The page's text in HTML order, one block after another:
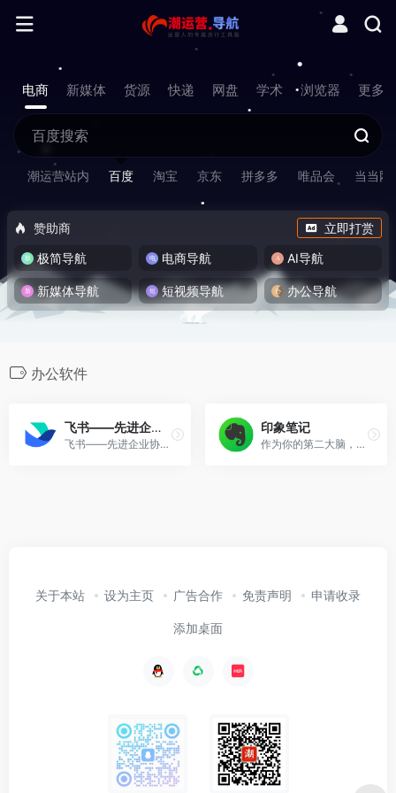
电商 新媒体 货源 快递 网盘 学术 浏览器 更多
潮运营站内 百度 淘宝 京东 拼多多 唯品会 当当网
赞助商
立即打赏
极简导航
电商导航 AI导航
新媒体导航 短视频导航 办公导航
办公软件
飞书——先进企业协作与管理平台
飞书——先进企业协作与管理平台，不仅一站式整合及时沟通、智能日历、音视频会议、飞书文档、云盘等办公协作套件，更提供飞书OKR、飞书招聘、飞书绩效等组织管理产品，让目标更清晰，信息流动更顺畅，每一个人工作更高效更愉悦。先进团队，先用飞书。
印象笔记
作为你的第二大脑，记录就用印象笔记。印象笔记可以帮助你高效工作、学习与生活。支持无缝多端同步，快速保存微信、微博、网页等内容，一站式完成信息的收集备份、高效记录、分享和永久保存。
关于本站 设为主页 广告合作 免责声明 申请收录
添加桌面